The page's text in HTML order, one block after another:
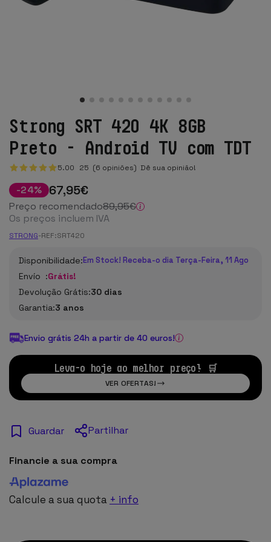
Strong SRT 420 4K 8GB
Preto - Android TV com TDT
5.00 25 (6 opiniões) Dê sua opinião!
-24% 67,95€
Preço recomendado89,95€
Os preços incluem IVA
STRONG-REF:SRT420
Disponibilidade:Em Stock! Receba-o dia Terça-Feira, 11 Ago
Envío :Grátis!
Devolução Grátis:30 dias
Garantia:3 anos
Envio grátis 24h a partir de 40 euros!
Leva-o hoje ao melhor preço! 🛒
VER OFERTAS!
Guardar Partilhar
Financie a sua compra
Calcule a sua quota + info